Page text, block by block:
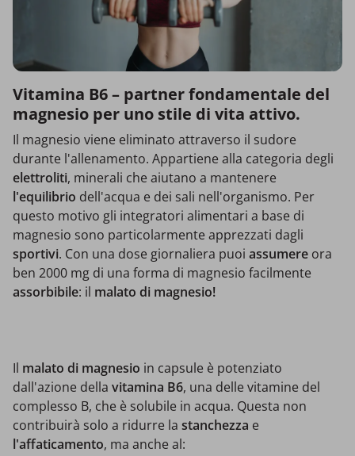
Vitamina B6 – partner fondamentale del
magnesio per uno stile di vita attivo.
Il magnesio viene eliminato attraverso il sudore
durante l'allenamento. Appartiene alla categoria degli
elettroliti, minerali che aiutano a mantenere
l'equilibrio dell'acqua e dei sali nell'organismo. Per
questo motivo gli integratori alimentari a base di
magnesio sono particolarmente apprezzati dagli
sportivi. Con una dose giornaliera puoi assumere ora
ben 2000 mg di una forma di magnesio facilmente
assorbibile: il malato di magnesio!
Il malato di magnesio in capsule è potenziato
dall'azione della vitamina B6, una delle vitamine del
complesso B, che è solubile in acqua. Questa non
contribuirà solo a ridurre la stanchezza e
l'affaticamento, ma anche al: